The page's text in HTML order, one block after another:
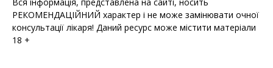
РЕКОМЕНДАЦІЙНИЙ характер і не може замінювати очної
консультації лікаря! Даний ресурс може містити матеріали
18 +